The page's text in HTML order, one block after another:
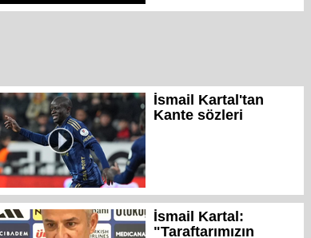
İsmail Kartal'tan
Kante sözleri
İsmail Kartal:
"Taraftarımızın